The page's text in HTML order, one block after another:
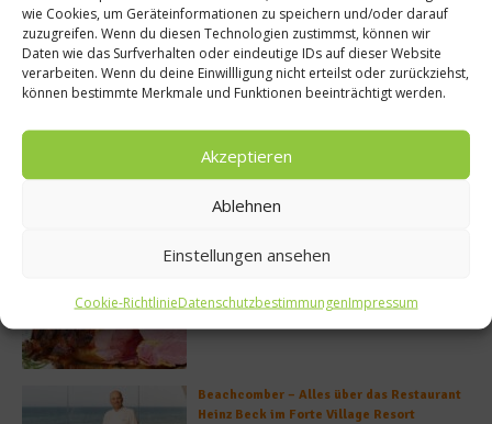
wie Cookies, um Geräteinformationen zu speichern und/oder darauf
zuzugreifen. Wenn du diesen Technologien zustimmst, können wir
Daten wie das Surfverhalten oder eindeutige IDs auf dieser Website
verarbeiten. Wenn du deine Einwillligung nicht erteilst oder zurückziehst,
können bestimmte Merkmale und Funktionen beeinträchtigt werden.
Akzeptieren
Ablehnen
Einstellungen ansehen
Cookie-RichtlinieDatenschutzbestimmungenImpressum
Rezept: Deichlammrücken in der
Brotkruste auf Tomatenconfit und
gefüllten Poveraden
So bildet sich eine krosse
Beachcomber – Alles über das Restaurant
Heinz Beck im Forte Village Resort